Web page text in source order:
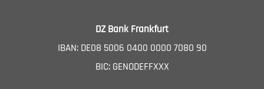
DZ Bank Frankfurt
IBAN: DE08 5006 0400 0000 7080 90
BIC: GENODEFFXXX